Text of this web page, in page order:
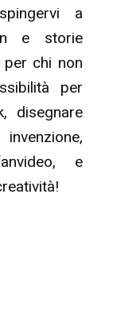
a
e storie
per chi non
per
disegnare
e